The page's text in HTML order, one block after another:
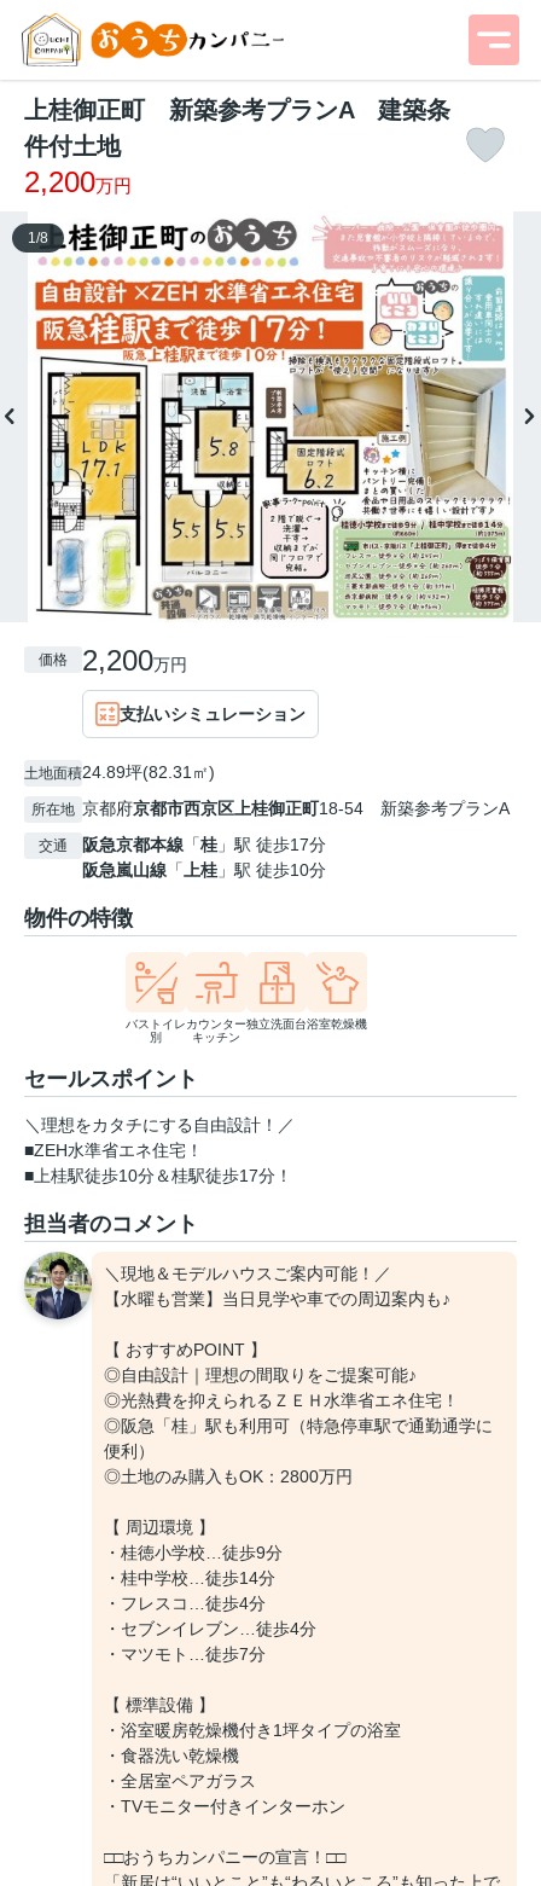
上桂御正町 新築参考プランA 建築条
件付土地
2,200万円
1 /8
価格 2,200万円
支払いシミュレーション
土地面積24.89坪(82.31㎡)
所在地 京都府京都市西京区 上桂御正町18-54 新築参考プランA
交通 阪急京都本線 「桂 」駅 徒歩17分
阪急嵐山線 「 上桂 」駅 徒歩10分
物件の特徴
バストイレ
別
カウンター
キッチン
独立洗面台浴室乾燥機
セールスポイント
＼理想をカタチにする自由設計！／
■ZEH水準省エネ住宅！
■上桂駅徒歩10分＆桂駅徒歩17分！
担当者のコメント
＼現地＆モデルハウスご案内可能！／
【水曜も営業】当日見学や車での周辺案内も♪
【 おすすめPOINT 】
◎自由設計｜理想の間取りをご提案可能♪
◎光熱費を抑えられるＺＥＨ水準省エネ住宅！
◎阪急「桂」駅も利用可（特急停車駅で通勤通学に
便利）
◎土地のみ購入もOK：2800万円
【 周辺環境 】
・桂徳小学校…徒歩9分
・桂中学校…徒歩14分
・フレスコ…徒歩4分
・セブンイレブン…徒歩4分
・マツモト…徒歩7分
【 標準設備 】
・浴室暖房乾燥機付き1坪タイプの浴室
・食器洗い乾燥機
・全居室ペアガラス
・TVモニター付きインターホン
□□おうちカンパニーの宣言！□□